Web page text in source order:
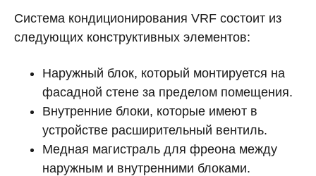
Система кондиционирования VRF состоит из
следующих конструктивных элементов:
Наружный блок, который монтируется на
фасадной стене за пределом помещения.
Внутренние блоки, которые имеют в
устройстве расширительный вентиль.
Медная магистраль для фреона между
наружным и внутренними блоками.